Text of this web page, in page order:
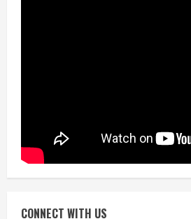
CONNECT WITH US
निजीविशेषज्ञों की
July 24, 2026